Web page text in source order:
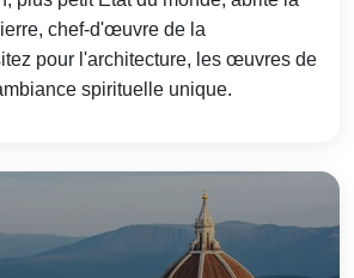
chef-d'œuvre de la
pour l'architecture, les œuvres de
spirituelle unique.